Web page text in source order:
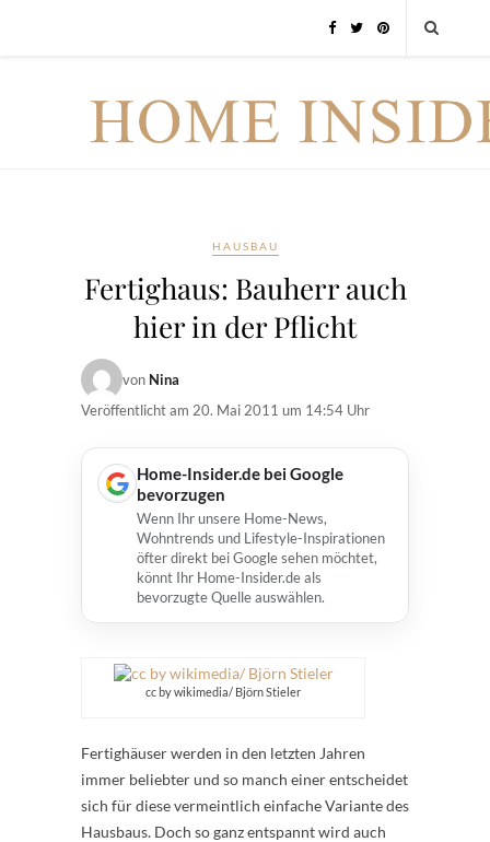
HAUSBAU
Fertighaus: Bauherr auch
hier in der Pflicht
von Nina
Veröffentlicht am 20. Mai 2011 um 14:54 Uhr
Home-Insider.de bei Google
bevorzugen
Wenn Ihr unsere Home-News,
Wohntrends und Lifestyle-Inspirationen
öfter direkt bei Google sehen möchtet,
könnt Ihr Home-Insider.de als
bevorzugte Quelle auswählen.
cc by wikimedia/ Björn Stieler
Fertighäuser werden in den letzten Jahren
immer beliebter und so manch einer entscheidet
sich für diese vermeintlich einfache Variante des
Hausbaus. Doch so ganz entspannt wird auch